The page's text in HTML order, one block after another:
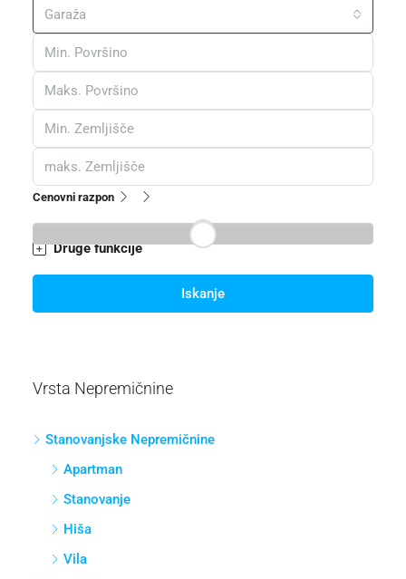
Garaža
Cenovni razpon
Druge funkcije
Iskanje
Vrsta Nepremičnine
Stanovanjske Nepremičnine
Apartman
Stanovanje
Hiša
Vila